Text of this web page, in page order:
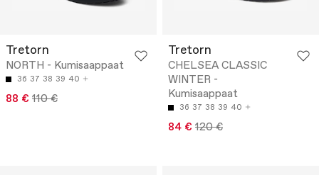
Tretorn
NORTH - Kumisaappaat
36 37 38 39 40
88 € 110 €
Tretorn
CHELSEA CLASSIC
WINTER -
Kumisaappaat
36 37 38 39 40
84 € 120 €